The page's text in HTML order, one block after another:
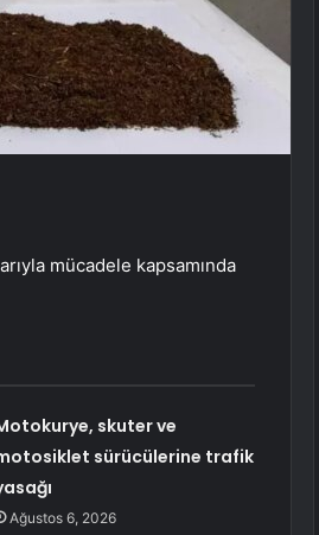
mücadele kapsamında
skuter ve
sürücülerine trafik
Ağustos 6, 2026